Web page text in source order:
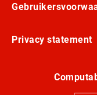
Privacy statement